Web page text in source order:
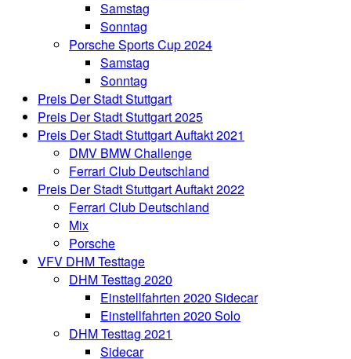
Samstag
Sonntag
Porsche Sports Cup 2024
Samstag
Sonntag
Preis Der Stadt Stuttgart
Preis Der Stadt Stuttgart 2025
Preis Der Stadt Stuttgart Auftakt 2021
DMV BMW Challenge
Ferrari Club Deutschland
Preis Der Stadt Stuttgart Auftakt 2022
Ferrari Club Deutschland
Mix
Porsche
VFV DHM Testtage
DHM Testtag 2020
Einstellfahrten 2020 Sidecar
Einstellfahrten 2020 Solo
DHM Testtag 2021
Sidecar